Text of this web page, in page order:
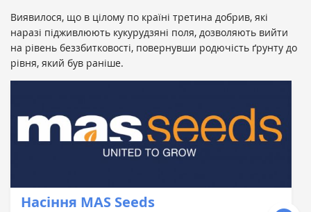
Виявилося, що в цілому по країні третина добрив, які
наразі підживлюють кукурудзяні поля, дозволяють вийти
на рівень беззбитковості, повернувши родючість ґрунту до
рівня, який був раніше.
Насіння MAS Seeds